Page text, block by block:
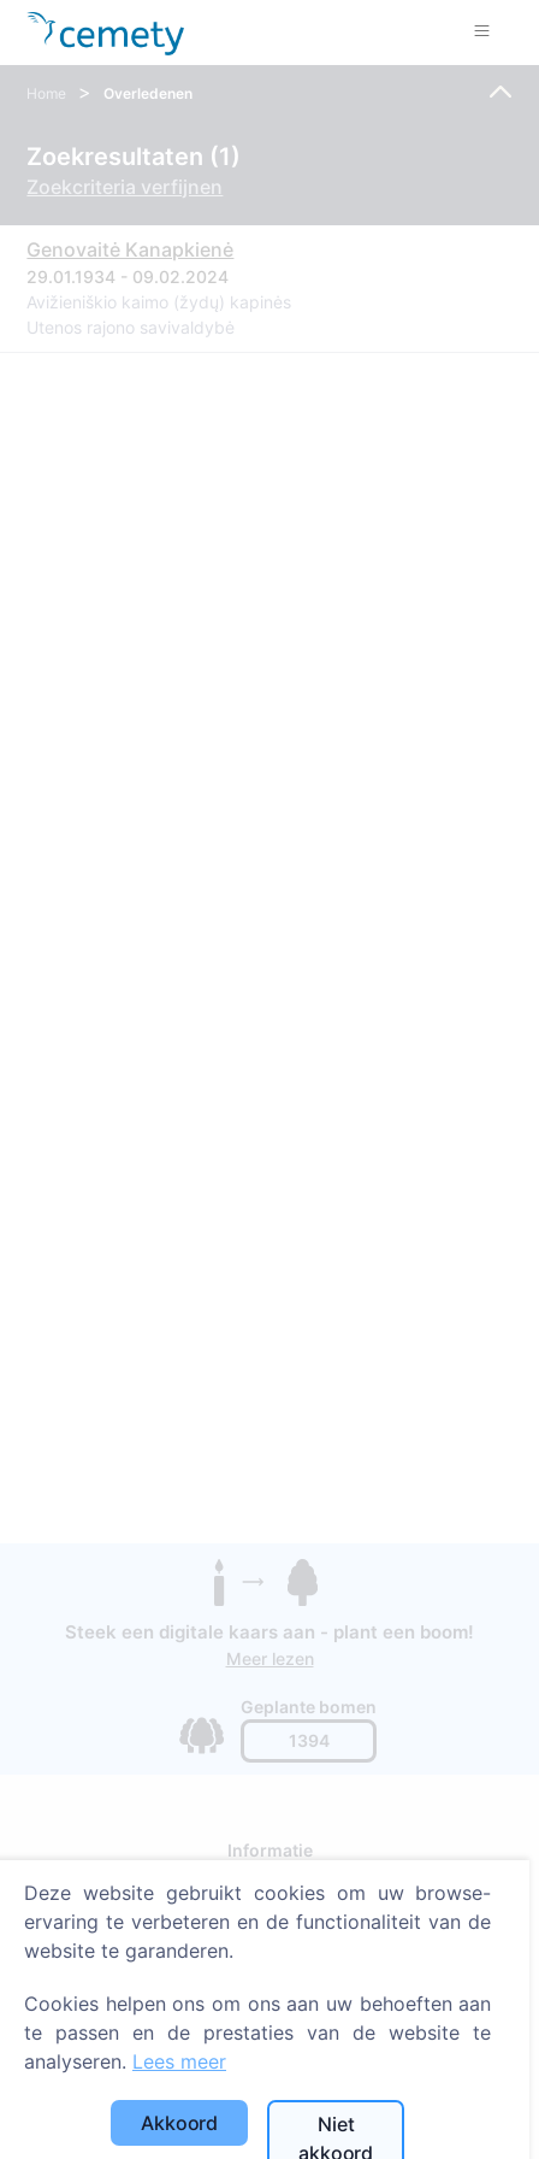
Home > Overledenen
Zoekresultaten (1)
Zoekcriteria verfijnen
Genovaitė Kanapkienė
29.01.1934 - 09.02.2024
Avižieniškio kaimo (žydų) kapinės
Utenos rajono savivaldybė
Steek een digitale kaars aan - plant een boom!
Meer lezen
Geplante bomen
1394
Informatie
Over CEMETY
Lijst van gemeenten en gebruikers
Cookie-instellingen
Deze website gebruikt cookies om uw browse-
ervaring te verbeteren en de functionaliteit van de
website te garanderen.
Cookies helpen ons om ons aan uw behoeften aan
te passen en de prestaties van de website te
analyseren. Lees meer
Akkoord
Niet
akkoord